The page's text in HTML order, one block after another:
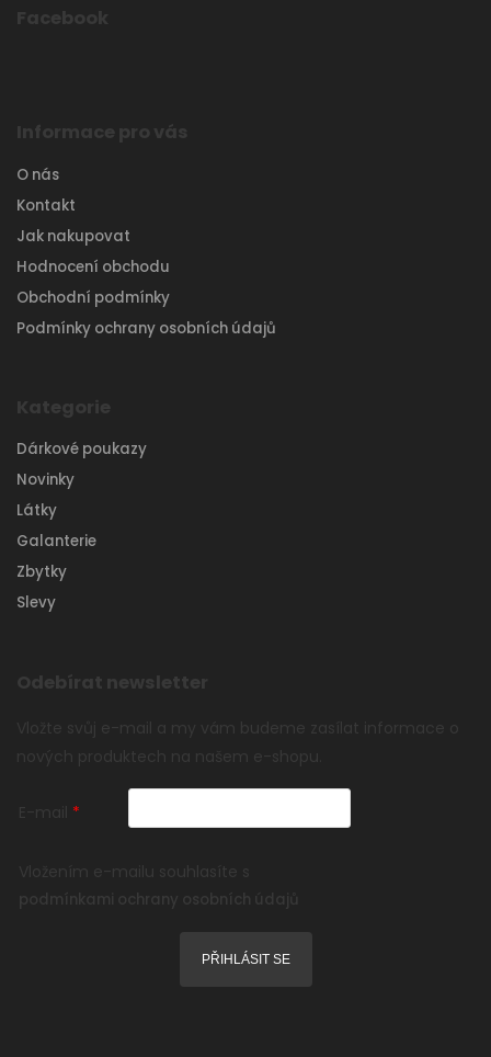
Facebook
Informace pro vás
O nás
Kontakt
Jak nakupovat
Hodnocení obchodu
Obchodní podmínky
Podmínky ochrany osobních údajů
Kategorie
Dárkové poukazy
Novinky
Látky
Galanterie
Zbytky
Slevy
Odebírat newsletter
Vložte svůj e-mail a my vám budeme zasílat informace o
nových produktech na našem e-shopu.
E-mail
Vložením e-mailu souhlasíte s
podmínkami ochrany osobních údajů
PŘIHLÁSIT SE